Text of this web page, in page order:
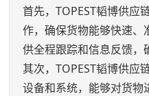
首先，TOPEST韬博供应
作，确保货物能够快速、
供全程跟踪和信息反馈，
其次，TOPEST韬博供应
设备和系统，能够对货物